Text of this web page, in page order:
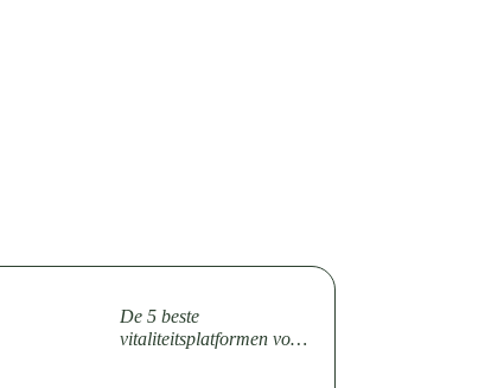
De 5 beste
vitaliteitsplatformen voor